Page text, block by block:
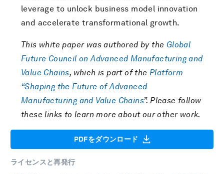
leverage to unlock business model innovation
and accelerate transformational growth.
This white paper was authored by the Global
Future Council on Advanced Manufacturing and
Value Chains, which is part of the Platform
“Shaping the Future of Advanced
Manufacturing and Value Chains”. Please follow
these links to learn more about our other work.
PDFをダウンロード
ライセンスと再発行